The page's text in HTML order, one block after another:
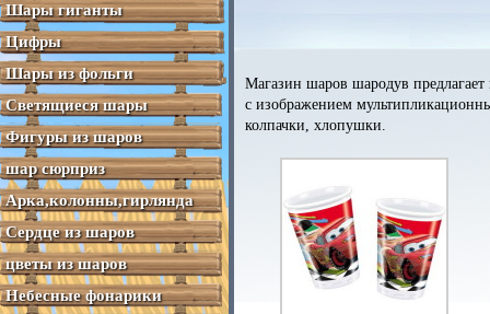
Магазин шаров шародув предлагает
с изображением
колпачки, хлопушки.
Шары гиганты
Цифры
Шары из фольги
Светящиеся шары
Фигуры из шаров
шар сюрприз
Арка,колонны,гирлянда
Сердце из шаров
цветы из шаров
Небесные фонарики